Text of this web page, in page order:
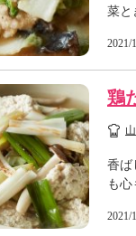
菜と
2021/
鶏
香ば
も心
2021/